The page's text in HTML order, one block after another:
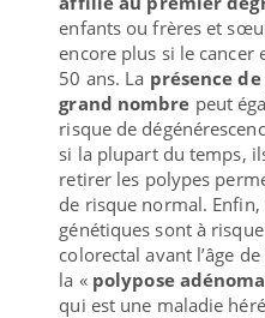
enfants ou frères et
encore plus si le cancer
50 ans. La présence
grand nombre peut
risque de
si la plupart du temps,
retirer les polypes
de risque normal.
génétiques sont à
colorectal avant l’âge
la « polypose
qui est une maladie